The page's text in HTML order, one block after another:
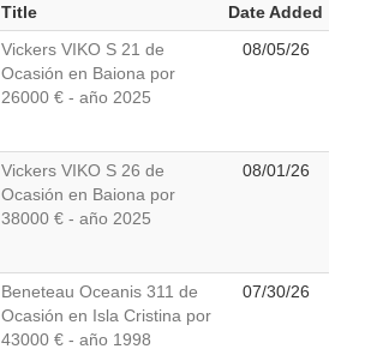
Title
Date Added
Vickers VIKO S 21 de
Ocasión en Baiona por
26000 € - año 2025
08/05/26
Vickers VIKO S 26 de
Ocasión en Baiona por
38000 € - año 2025
08/01/26
Beneteau Oceanis 311 de
Ocasión en Isla Cristina por
43000 € - año 1998
07/30/26